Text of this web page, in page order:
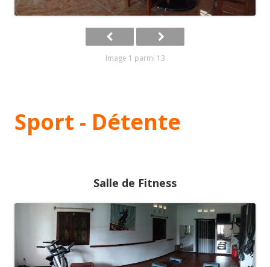
Image 1 parmi 13
Sport - Détente
Salle de Fitness